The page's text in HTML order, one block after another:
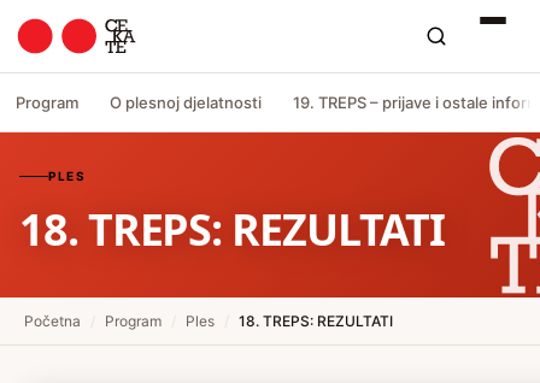
Program O plesnoj djelatnosti 19. TREPS – prijave i ostale
PLES
18. TREPS: REZULTATI
Početna Program Ples 18. TREPS: REZULTATI